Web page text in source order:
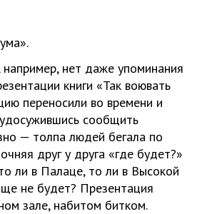
нет даже упоминания
книги «Так воювать
переносили во времени и
сообщить
— толпа людей бегала по
друг у друга «где будет?»
ли в Палаце, то ли в Высокой
не будет? Презентация
зале, набитом битком.